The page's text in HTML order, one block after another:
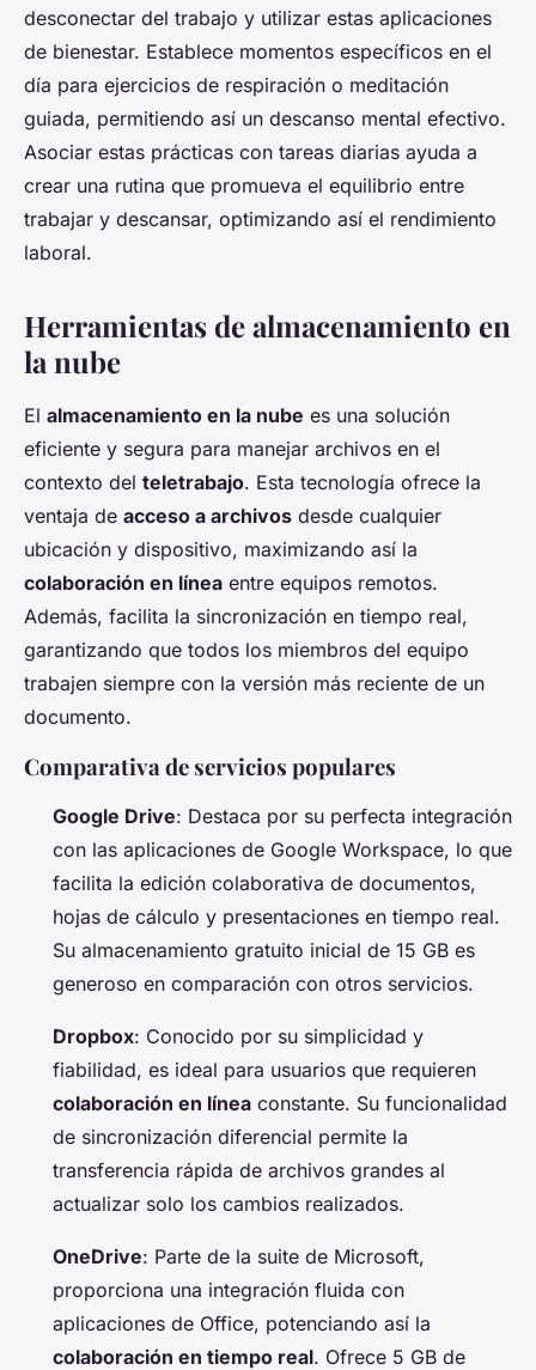
desconectar del trabajo y utilizar estas aplicaciones
de bienestar. Establece momentos específicos en el
día para ejercicios de respiración o meditación
guiada, permitiendo así un descanso mental efectivo.
Asociar estas prácticas con tareas diarias ayuda a
crear una rutina que promueva el equilibrio entre
trabajar y descansar, optimizando así el rendimiento
laboral.
Herramientas de almacenamiento en
la nube
El almacenamiento en la nube es una solución
eficiente y segura para manejar archivos en el
contexto del teletrabajo. Esta tecnología ofrece la
ventaja de acceso a archivos desde cualquier
ubicación y dispositivo, maximizando así la
colaboración en línea entre equipos remotos.
Además, facilita la sincronización en tiempo real,
garantizando que todos los miembros del equipo
trabajen siempre con la versión más reciente de un
documento.
Comparativa de servicios populares
Google Drive: Destaca por su perfecta integración
con las aplicaciones de Google Workspace, lo que
facilita la edición colaborativa de documentos,
hojas de cálculo y presentaciones en tiempo real.
Su almacenamiento gratuito inicial de 15 GB es
generoso en comparación con otros servicios.
Dropbox: Conocido por su simplicidad y
fiabilidad, es ideal para usuarios que requieren
colaboración en línea constante. Su funcionalidad
de sincronización diferencial permite la
transferencia rápida de archivos grandes al
actualizar solo los cambios realizados.
OneDrive: Parte de la suite de Microsoft,
proporciona una integración fluida con
aplicaciones de Office, potenciando así la
colaboración en tiempo real. Ofrece 5 GB de